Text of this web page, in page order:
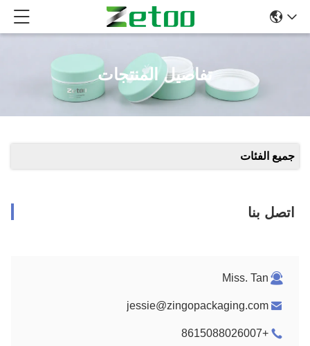
تفاصيل المنتجات
جميع الفئات
اتصل بنا
Miss. Tan
jessie@zingopackaging.com
+8615088026007